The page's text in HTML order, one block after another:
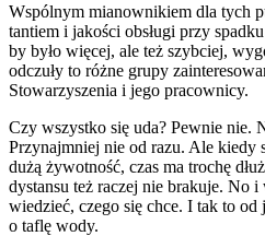
Wspólnym mianownikiem dla tych
tantiem i jakości obsługi przy
by było więcej, ale też szybciej,
odczuły to różne grupy
Stowarzyszenia i jego pracownicy.
Czy wszystko się uda? Pewnie nie.
Przynajmniej nie od razu. Ale kiedy
dużą żywotność, czas ma trochę
dystansu też raczej nie brakuje. No
wiedzieć, czego się chce. I tak to od
o taflę wody.